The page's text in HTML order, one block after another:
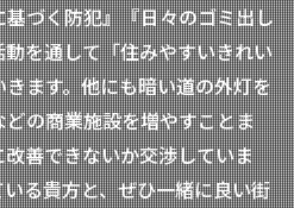
づく防犯』『日々のゴミ出し
を通して「住みやすいきれい
ます。他にも暗い道の外灯を
の商業施設を増やすことま
善できないか交渉していま
る貴方と、ぜひ一緒に良い街